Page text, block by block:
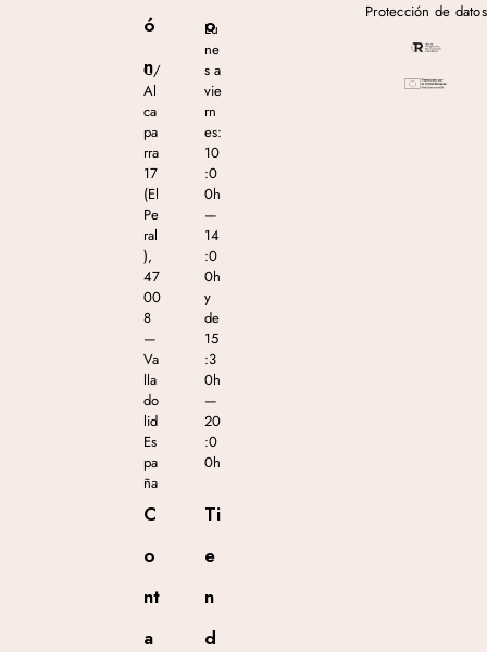
ó
n
C/
Al
ca
pa
rra
17
(El
Pe
ral
),
47
00
8
—
Va
lla
do
lid
Es
pa
ña
C
o
nt
a
o
Lu
ne
s a
vie
rn
es:
10
:0
0h
—
14
:0
0h
y
de
15
:3
0h
—
20
:0
0h
Ti
e
n
d
Protección de datos